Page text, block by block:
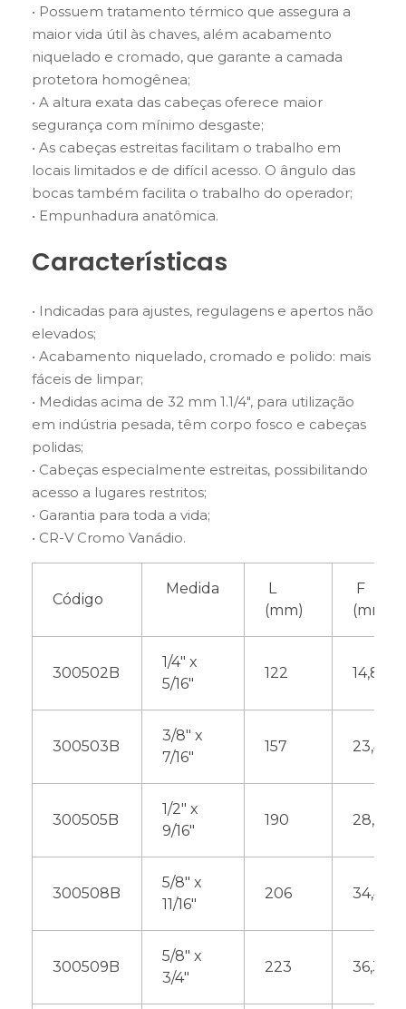
• Possuem tratamento térmico que assegura a
maior vida útil às chaves, além acabamento
niquelado e cromado, que garante a camada
protetora homogênea;
• A altura exata das cabeças oferece maior
segurança com mínimo desgaste;
• As cabeças estreitas facilitam o trabalho em
locais limitados e de difícil acesso. O ângulo das
bocas também facilita o trabalho do operador;
• Empunhadura anatômica.
Características
• Indicadas para ajustes, regulagens e apertos não
elevados;
• Acabamento niquelado, cromado e polido: mais
fáceis de limpar;
• Medidas acima de 32 mm 1.1/4″, para utilização
em indústria pesada, têm corpo fosco e cabeças
polidas;
• Cabeças especialmente estreitas, possibilitando
acesso a lugares restritos;
• Garantia para toda a vida;
• CR-V Cromo Vanádio.
Código
Medida
L
(mm)
F
(mm)
300502B
1/4″ x
5/16″
122 14,80
300503B
3/8″ x
7/16″
157 23,40
300505B
1/2″ x
9/16″
190 28,40
300508B
5/8″ x
11/16″
206 34,40
300509B
5/8″ x
3/4″
223 36,30